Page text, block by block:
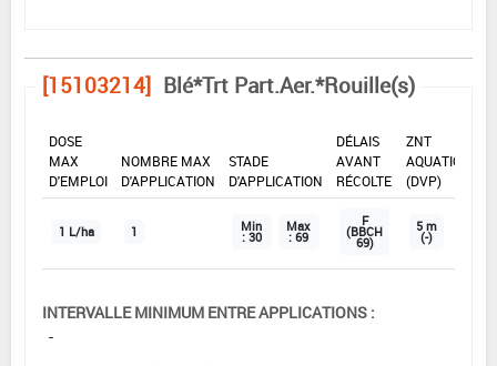
[15103214] Blé*Trt Part.Aer.*Rouille(s)
DOSE
MAX
D'EMPLOI
NOMBRE MAX
D'APPLICATION
STADE
D'APPLICATION
DÉLAIS
AVANT
RÉCOLTE
ZNT
AQUATIQUE
(DVP)
1 L/ha 1 Min
: 30
Max
: 69
F
(BBCH
69)
5 m
(-)
INTERVALLE MINIMUM ENTRE APPLICATIONS :
-